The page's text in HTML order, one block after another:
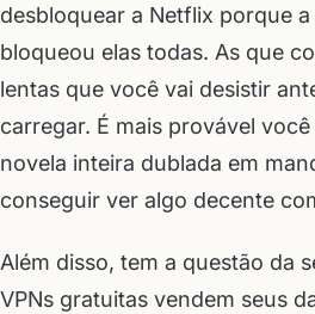
desbloquear a Netflix porque
bloqueou elas todas. As que
lentas que você vai desistir
carregar. É mais provável
novela inteira dublada em
conseguir ver algo decente
Além disso, tem a questão da
VPNs gratuitas vendem seus